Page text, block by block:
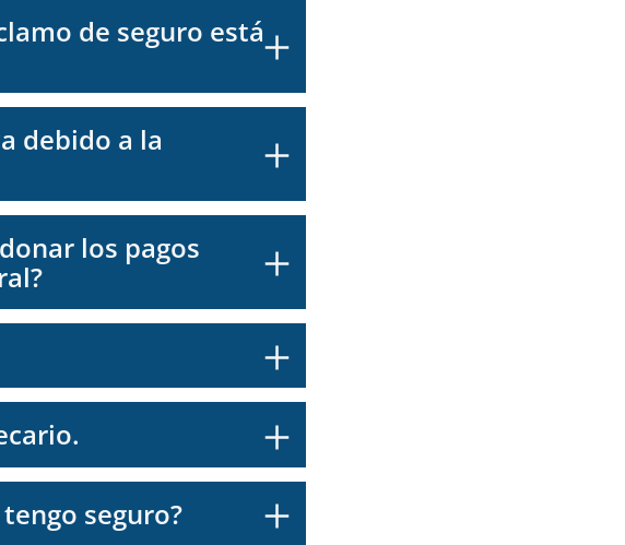
de seguro está
debido a la
los pagos
seguro?